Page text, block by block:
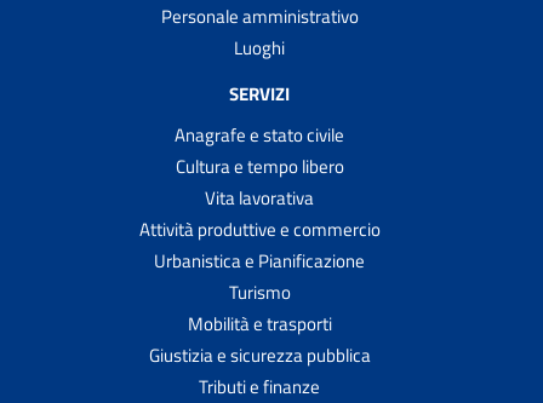
Personale amministrativo
Luoghi
SERVIZI
Anagrafe e stato civile
Cultura e tempo libero
Vita lavorativa
Attività produttive e commercio
Urbanistica e Pianificazione
Turismo
Mobilità e trasporti
Giustizia e sicurezza pubblica
Tributi e finanze